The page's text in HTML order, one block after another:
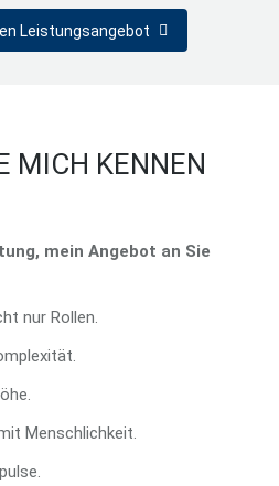
Leistungsangebot
MICH KENNEN
mein Angebot an Sie
nur Rollen.
Menschlichkeit.